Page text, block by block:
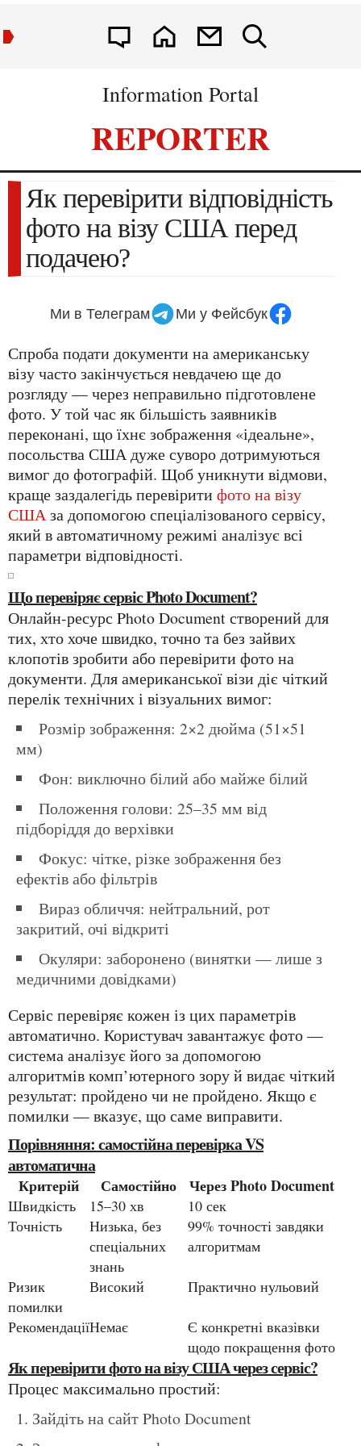
Information Portal
REPORTER
Як перевірити відповідність
фото на візу США перед
подачею?
Ми в Телеграм Ми у Фейсбук
Спроба подати документи на американську
візу часто закінчується невдачею ще до
розгляду — через неправильно підготовлене
фото. У той час як більшість заявників
переконані, що їхнє зображення «ідеальне»,
посольства США дуже суворо дотримуються
вимог до фотографій. Щоб уникнути відмови,
краще заздалегідь перевіритифото на візу
США​​​​​​​​за допомогою спеціалізованого сервісу,
який в автоматичному режимі аналізує всі
параметри відповідності.
Що перевіряє сервіс Photo Document?
Онлайн-ресурс Photo Document створений для
тих, хто хоче швидко, точно та без зайвих
клопотів зробити або перевірити фото на
документи. Для американської візи діє чіткий
перелік технічних і візуальних вимог:
Розмір зображення: 2×2 дюйма (51×51
мм)
Фон: виключно білий або майже білий
Положення голови: 25–35 мм від
підборіддя до верхівки
Фокус: чітке, різке зображення без
ефектів або фільтрів
Вираз обличчя: нейтральний, рот
закритий, очі відкриті
Окуляри: заборонено (винятки — лише з
медичними довідками)
Сервіс перевіряє кожен із цих параметрів
автоматично. Користувач завантажує фото —
система аналізує його за допомогою
алгоритмів комп’ютерного зору й видає чіткий
результат: пройдено чи не пройдено. Якщо є
помилки — вказує, що саме виправити.
Порівняння: самостійна перевірка VS
автоматична
Критерій Самостійно Через Photo Document
Швидкість 15–30 хв
10 сек
Точність
Низька, без
спеціальних
знань
99% точності завдяки
алгоритмам
Ризик
помилки
Високий Практично нульовий
Рекомендації Немає
Є конкретні вказівки
щодо покращення фото
Як перевірити фото на візу США через сервіс?
Процес максимально простий:
Зайдіть на сайт Photo Document